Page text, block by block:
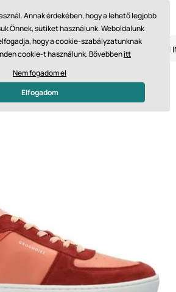
belül Gyors szállítás 61 475 Ft-tól
Annak érdekében, hogy a lehető legjobb
Önnek, sütiket használunk. Weboldalunk
hogy a cookie-szabályzatunknak
cookie-t használunk. Bővebbenitt
Nem fogadom el
Elfogadom